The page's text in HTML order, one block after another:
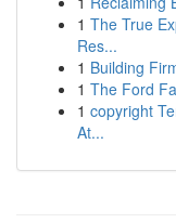
1 The True
Res...
1 Building
1 The Ford
1 copyright
At...